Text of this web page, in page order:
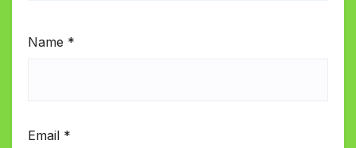
Name *
Email *